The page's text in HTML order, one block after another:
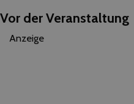
Vor der Veranstaltung
Anzeige